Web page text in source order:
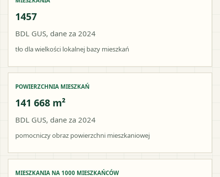
1457
BDL GUS, dane za 2024
tło dla wielkości lokalnej bazy mieszkań
POWIERZCHNIA MIESZKAŃ
141 668 m²
BDL GUS, dane za 2024
pomocniczy obraz powierzchni mieszkaniowej
MIESZKANIA NA 1000 MIESZKAŃCÓW